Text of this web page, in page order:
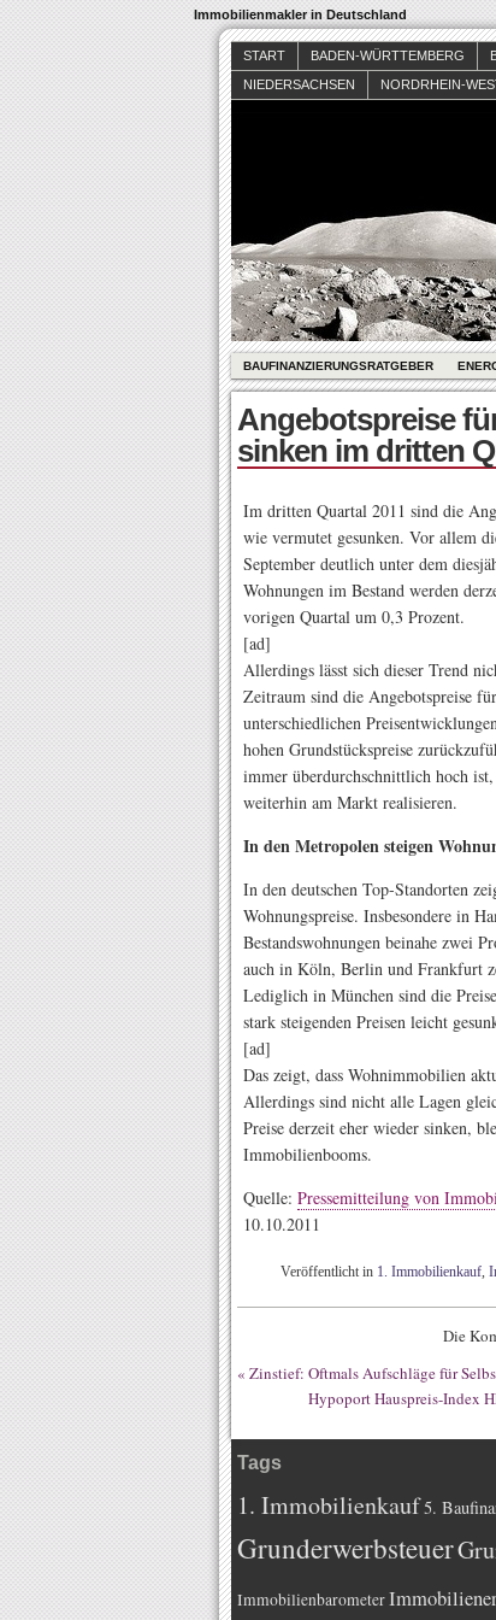
Immobilienmakler in Deutschland
START BADEN-WÜRTTEMBERG
NIEDERSACHSEN
NORDRHEIN-
BAUFINANZIERUNGSRATGEBER
Angebotspreise
sinken im dritten
Im dritten Quartal 2011 sind die
wie vermutet gesunken. Vor allem
September deutlich unter dem
Wohnungen im Bestand werden
vorigen Quartal um 0,3 Prozent.
[ad]
Allerdings lässt sich dieser Trend
Zeitraum sind die Angebotspreise
unterschiedlichen
hohen Grundstückspreise
immer überdurchschnittlich hoch
weiterhin am Markt realisieren.
In den Metropolen steigen
In den deutschen Top-Standorten
Wohnungspreise. Insbesondere in
Bestandswohnungen beinahe zwei
auch in Köln, Berlin und Frankfurt
Lediglich in München sind die
stark steigenden Preisen leicht
[ad]
Das zeigt, dass Wohnimmobilien
Allerdings sind nicht alle Lagen
Preise derzeit eher wieder sinken,
Immobilienbooms.
Quelle: Pressemitteilung von
10.10.2011
Veröffentlicht in 1. Immobilienkauf,
Die
« Zinstief: Oftmals Aufschläge für
Hypoport Hauspreis-Index
Tags
1. Immobilienkauf5.
Grunderwerbsteuer
Immobilienbarometer